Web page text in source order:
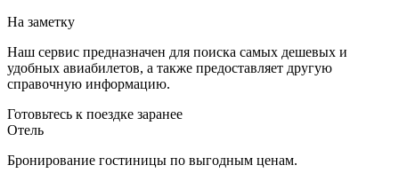
На заметку
Наш сервис предназначен для поиска самых дешевых и
удобных авиабилетов, а также предоставляет другую
справочную информацию.
Готовьтесь к поездке заранее
Отель
Бронирование гостиницы по выгодным ценам.